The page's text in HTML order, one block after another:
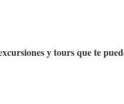
y tours que te